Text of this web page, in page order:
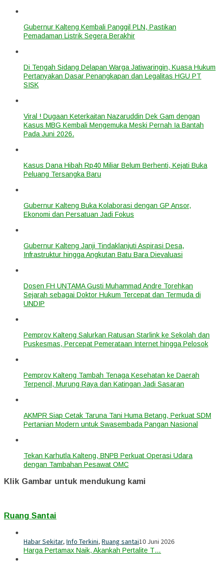
Gubernur Kalteng Kembali Panggil PLN, Pastikan
Pemadaman Listrik Segera Berakhir
Di Tengah Sidang Delapan Warga Jatiwaringin, Kuasa Hukum
Pertanyakan Dasar Penangkapan dan Legalitas HGU PT
SISK
Viral ! Dugaan Keterkaitan Nazaruddin Dek Gam dengan
Kasus MBG Kembali Mengemuka Meski Pernah Ia Bantah
Pada Juni 2026.
Kasus Dana Hibah Rp40 Miliar Belum Berhenti, Kejati Buka
Peluang Tersangka Baru
Gubernur Kalteng Buka Kolaborasi dengan GP Ansor,
Ekonomi dan Persatuan Jadi Fokus
Gubernur Kalteng Janji Tindaklanjuti Aspirasi Desa,
Infrastruktur hingga Angkutan Batu Bara Dievaluasi
Dosen FH UNTAMA Gusti Muhammad Andre Torehkan
Sejarah sebagai Doktor Hukum Tercepat dan Termuda di
UNDIP
Pemprov Kalteng Salurkan Ratusan Starlink ke Sekolah dan
Puskesmas, Percepat Pemerataan Internet hingga Pelosok
Pemprov Kalteng Tambah Tenaga Kesehatan ke Daerah
Terpencil, Murung Raya dan Katingan Jadi Sasaran
AKMPR Siap Cetak Taruna Tani Huma Betang, Perkuat SDM
Pertanian Modern untuk Swasembada Pangan Nasional
Tekan Karhutla Kalteng, BNPB Perkuat Operasi Udara
dengan Tambahan Pesawat OMC
Klik Gambar untuk mendukung kami
Ruang Santai
Habar Sekitar, Info Terkini, Ruang santai10 Juni 2026
Harga Pertamax Naik, Akankah Pertalite T…